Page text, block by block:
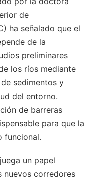
de
ha señalado que el
de la
preliminares
los ríos mediante
sedimentos y
del entorno.
de barreras
para que la
funcional.
un papel
nuevos corredores